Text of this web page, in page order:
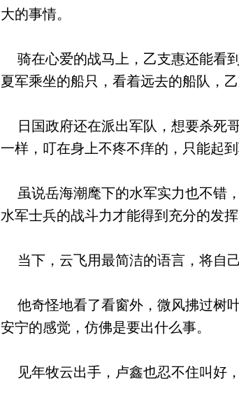
大的事情。
骑在心爱的战马上，乙支惠还能看
夏军乘坐的船只，看着远去的船队，
日国政府还在派出军队，想要杀死
一样，叮在身上不疼不痒的，只能起到
虽说岳海潮麾下的水军实力也不错
水军士兵的战斗力才能得到充分的发
当下，云飞用最简洁的语言，将自
他奇怪地看了看窗外，微风拂过树
安宁的感觉，仿佛是要出什么事。
见年牧云出手，卢鑫也忍不住叫好